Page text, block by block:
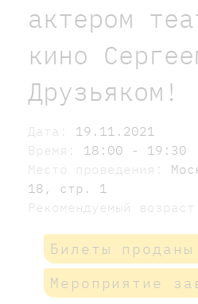
актером
кино
Друзьяком!
Дата: 19.11.2021
Время: 18:00 - 19:30
Место проведения:
18, стр. 1
Рекомендуемый
Билеты проданы
Мероприятие